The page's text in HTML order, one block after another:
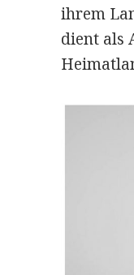
ihrem
dient als